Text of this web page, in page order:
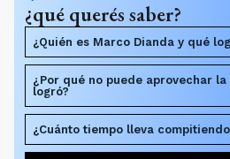
¿qué querés saber?
¿Quién es Marco Dianda y qué
¿Por qué no puede aprovechar
logró?
¿Cuánto tiempo lleva